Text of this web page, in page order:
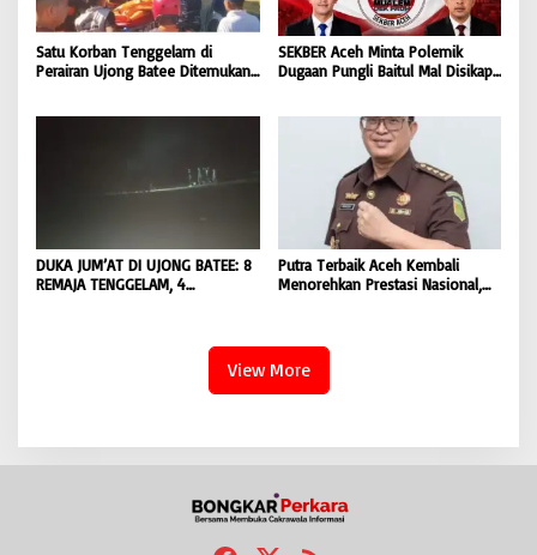
Satu Korban Tenggelam di
Perairan Ujong Batee Ditemukan,
SEKBER Aceh Minta Polemik
Dugaan Pungli Baitul Mal Disikapi
BONGKAR ‘Perkara.com
DUKA JUM’AT DI UJONG BATEE: 8
REMAJA TENGGELAM, 4
Putra Terbaik Aceh Kembali
Menorehkan Prestasi Nasional,
Kejaksaan Agung RI |
BONGKAR’Perkara.com
View More